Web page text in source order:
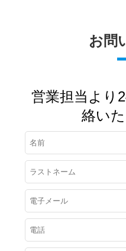
お問
営業担当より
絡いた